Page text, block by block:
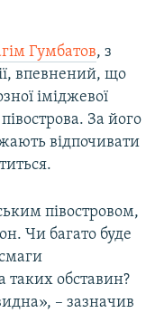
Гумбатов, з
впевнений, що
іміджевої
За його
відпочивати
півостровом,
Чи багато буде
таких обставин?
– зазначив